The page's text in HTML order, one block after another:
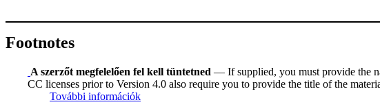
Footnotes
A szerzőt megfelelően fel kell tüntetned — If supplied, you must provide the
CC licenses prior to Version 4.0 also require you to provide the title of the
További információk